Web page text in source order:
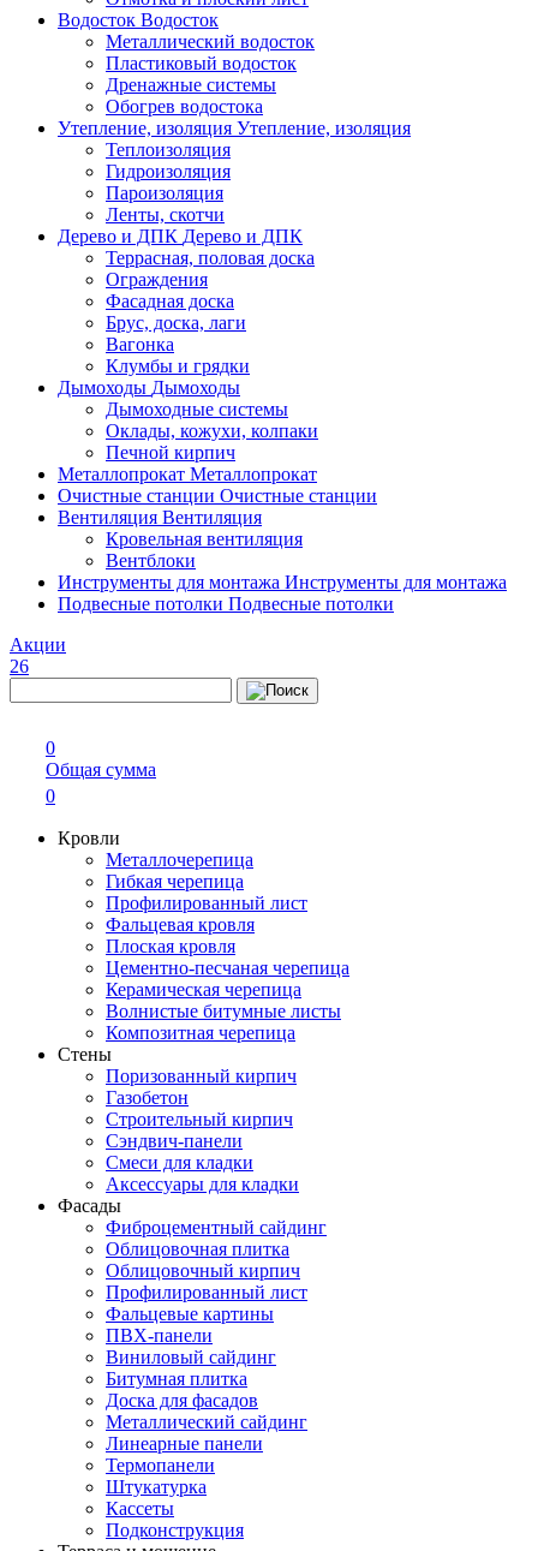
Водосток Водосток
Металлический водосток
Пластиковый водосток
Дренажные системы
Обогрев водостока
Утепление, изоляция Утепление, изоляция
Теплоизоляция
Гидроизоляция
Пароизоляция
Ленты, скотчи
Дерево и ДПК Дерево и ДПК
Террасная, половая доска
Ограждения
Фасадная доска
Брус, доска, лаги
Вагонка
Клумбы и грядки
Дымоходы Дымоходы
Дымоходные системы
Оклады, кожухи, колпаки
Печной кирпич
Металлопрокат Металлопрокат
Очистные станции Очистные станции
Вентиляция Вентиляция
Кровельная вентиляция
Вентблоки
Инструменты для монтажа Инструменты для монтажа
Подвесные потолки Подвесные потолки
Акции
26
0
Общая сумма
0
Кровли
Металлочерепица
Гибкая черепица
Профилированный лист
Фальцевая кровля
Плоская кровля
Цементно-песчаная черепица
Керамическая черепица
Волнистые битумные листы
Композитная черепица
Стены
Поризованный кирпич
Газобетон
Строительный кирпич
Сэндвич-панели
Смеси для кладки
Аксессуары для кладки
Фасады
Фиброцементный сайдинг
Облицовочная плитка
Облицовочный кирпич
Профилированный лист
Фальцевые картины
ПВХ-панели
Виниловый сайдинг
Битумная плитка
Доска для фасадов
Металлический сайдинг
Линеарные панели
Термопанели
Штукатурка
Кассеты
Подконструкция